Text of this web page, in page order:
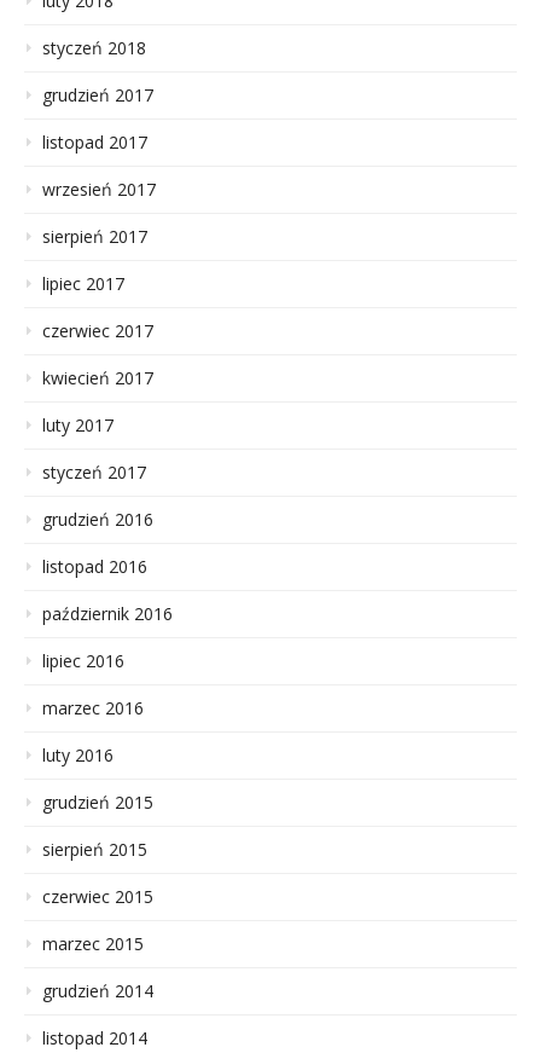
styczeń 2018
grudzień 2017
listopad 2017
wrzesień 2017
sierpień 2017
lipiec 2017
czerwiec 2017
kwiecień 2017
luty 2017
styczeń 2017
grudzień 2016
listopad 2016
październik 2016
lipiec 2016
marzec 2016
luty 2016
grudzień 2015
sierpień 2015
czerwiec 2015
marzec 2015
grudzień 2014
listopad 2014